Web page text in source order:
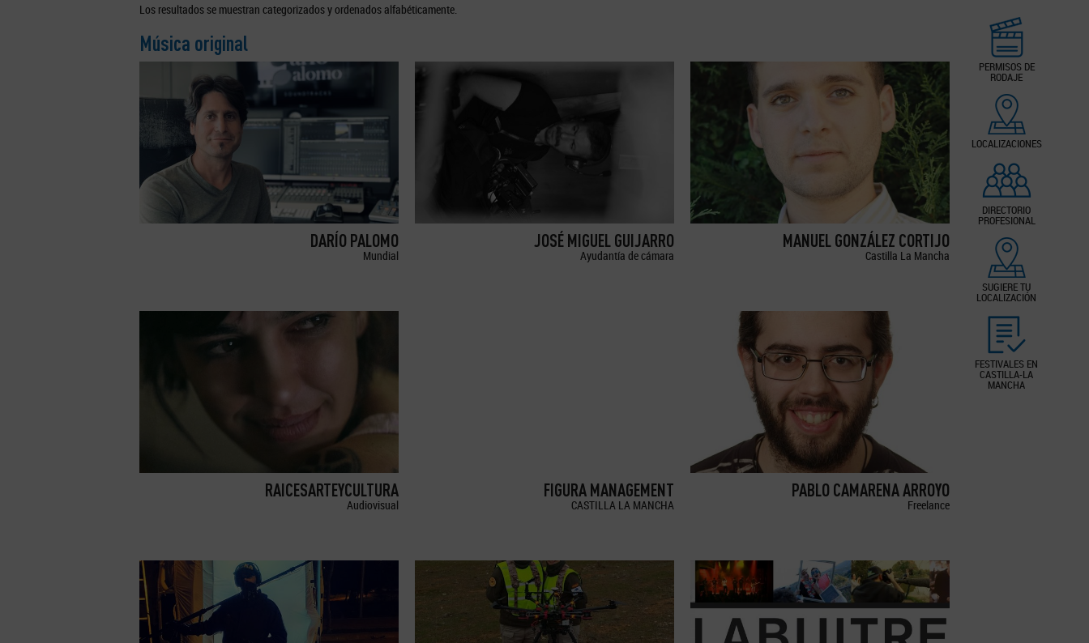
PERMISOS DE
RODAJE
LOCALIZACIONES
DIRECTORIO
PROFESIONAL
SUGIERE TU
LOCALIZACIÓN
FESTIVALES EN
CASTILLA-LA
MANCHA
Los resultados se muestran categorizados y ordenados alfabéticamente.
Música original
DARÍO PALOMO
Mundial
JOSÉ MIGUEL GUIJARRO
Ayudantía de cámara
MANUEL GONZÁLEZ CORTIJO
Castilla La Mancha
RAICESARTEYCULTURA
Audiovisual
FIGURA MANAGEMENT
CASTILLA LA MANCHA
PABLO CAMARENA ARROYO
Freelance